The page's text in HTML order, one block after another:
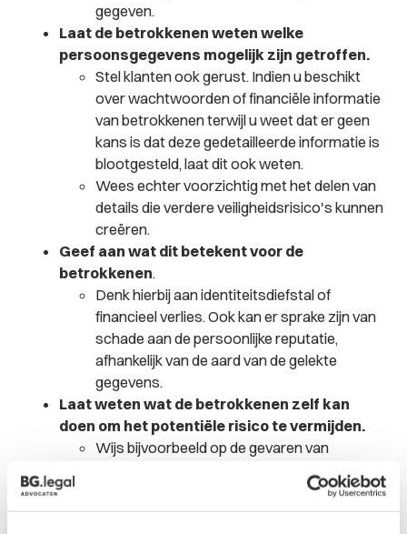
gegeven.
Laat de betrokkenen weten welke
persoonsgegevens mogelijk zijn getroffen.
Stel klanten ook gerust. Indien u beschikt
over wachtwoorden of financiële informatie
van betrokkenen terwijl u weet dat er geen
kans is dat deze gedetailleerde informatie is
blootgesteld, laat dit ook weten.
Wees echter voorzichtig met het delen van
details die verdere veiligheidsrisico's kunnen
creëren.
Geef aan wat dit betekent voor de
betrokkenen.
Denk hierbij aan identiteitsdiefstal of
financieel verlies. Ook kan er sprake zijn van
schade aan de persoonlijke reputatie,
afhankelijk van de aard van de gelekte
gegevens.
Laat weten wat de betrokkenen zelf kan
doen om het potentiële risico te vermijden.
Wijs bijvoorbeeld op de gevaren van
verdachte e-mails, bijvoorbeeld met onjuiste
grammatica/spelling of slordig taalgebruik.
Denk hierbij ook aan mails die vragen om